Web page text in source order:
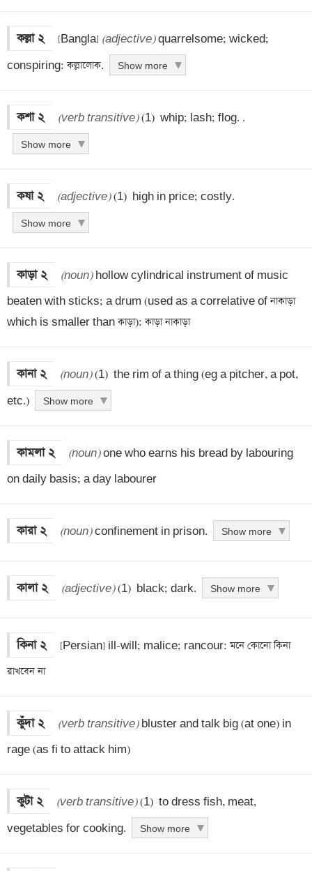
কল্লা ২ [Bangla] (adjective) quarrelsome; wicked;
conspiring: কল্লালোক.
Show more
কশা ২ (verb transitive) (1)  whip; lash; flog. .
Show more
কষা ২ (adjective) (1)  high in price; costly.
Show more
কাড়া ২ (noun) hollow cylindrical instrument of music
beaten with sticks; a drum (used as a correlative of নাকাড়া
which is smaller than কাড়া): কাড়া নাকাড়া
কানা ২ (noun) (1)  the rim of a thing (eg a pitcher, a pot,
etc.)
Show more
কামলা ২ (noun) one who earns his bread by labouring
on daily basis; a day labourer
কারা ২ (noun) confinement in prison. Show more
কালা ২ (adjective) (1)  black; dark. Show more
কিনা ২
[Persian] ill-will; malice; rancour: মনে কোনো কিনা
রাখবেন না
কুঁদা ২ (verb transitive) bluster and talk big (at one) in
rage (as fi to attack him)
কুটা ২ (verb transitive) (1)  to dress fish, meat,
vegetables for cooking.
Show more